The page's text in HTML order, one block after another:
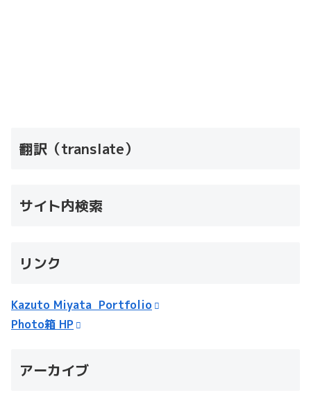
翻訳（translate）
サイト内検索
リンク
Kazuto Miyata Portfolio
Photo箱 HP
アーカイブ